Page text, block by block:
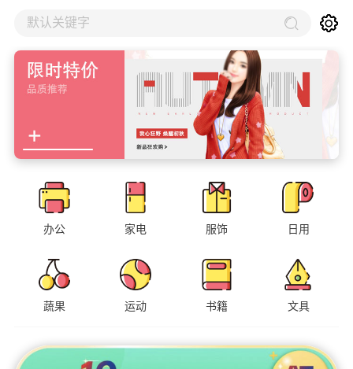
默认关键字
办公 家电 服饰 日用
蔬果 运动 书籍 文具